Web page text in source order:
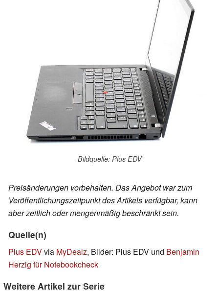
Bildquelle: Plus EDV
Preisänderungen vorbehalten. Das Angebot war zum
Veröffentlichungszeitpunkt des Artikels verfügbar, kann
aber zeitlich oder mengenmäßig beschränkt sein.
Quelle(n)
Plus EDVvia MyDealz, Bilder: Plus EDV und Benjamin
Herzig für Notebookcheck
Weitere Artikel zur Serie